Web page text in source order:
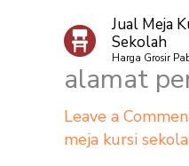
Jual Meja
Sekolah
Harga Grosir
alamat
Leave a
meja kursi